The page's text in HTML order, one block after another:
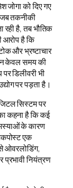
जोगा को दिए गए
तकनीकी
रही है, तब भौतिक
है कि
और भ्रष्टाचार
न केवल समय की
डिलीवरी भी
पर पड़ता है।
सिस्टम पर
का कहना है कि कई
के कारण
एक
ओवरलोडिंग,
प्रभावी नियंत्रण